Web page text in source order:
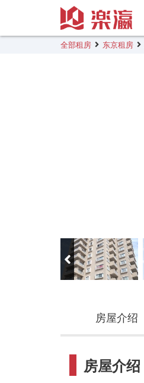
全部租房 东京租房
房屋介绍
房屋介绍